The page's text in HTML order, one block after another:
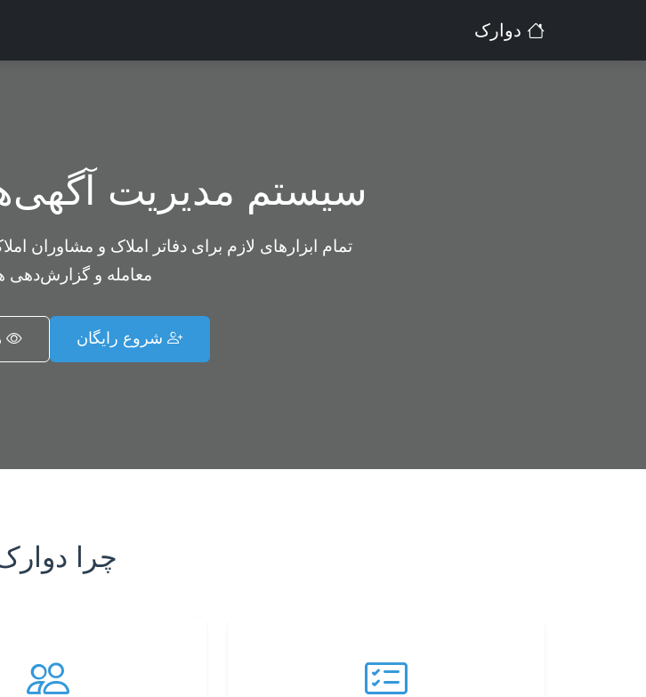
دوارک
سیستم مدیریت
تمام ابزارهای لازم برای دفاتر املاک و مشاوران
معامله و گزارش‌دهی
شروع رایگان
چرا